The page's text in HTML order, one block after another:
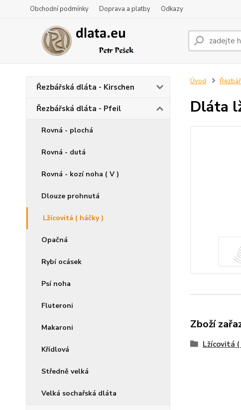
Obchodní podmínky Doprava a platby Odkazy
Řezbářská dláta - Kirschen
Řezbářská dláta - Pfeil
Rovná - plochá
Rovná - dutá
Rovná - kozí noha ( V )
Dlouze prohnutá
Lžícovitá ( háčky )
Opačná
Rybí ocásek
Psí noha
Fluteroni
Makaroni
Křídlová
Středně velká
Velká sochařská dláta
Úvod
Dláta
Zboží
Lžícovitá (